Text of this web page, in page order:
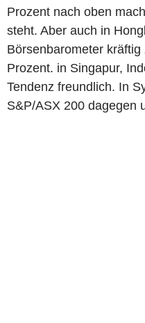
Prozent nach oben
steht. Aber auch in
Börsenbarometer
Prozent. in Singapur,
Tendenz freundlich. In
S&P/ASX 200 dagegen